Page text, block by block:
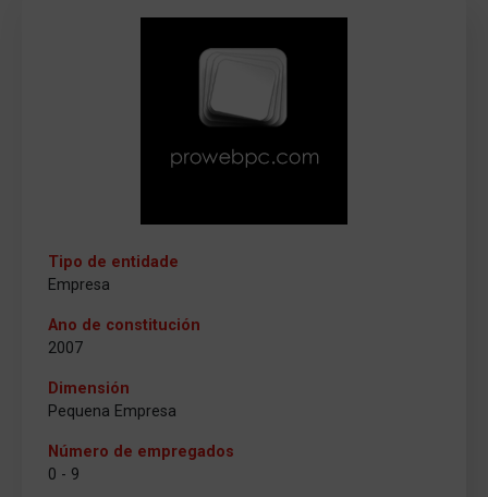
Tipo de entidade
Empresa
Ano de constitución
2007
Dimensión
Pequena Empresa
Número de empregados
0 - 9